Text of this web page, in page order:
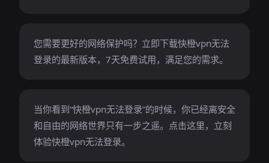
您需要更好的网络保护吗？立即下载快橙vpn无法
登录的最新版本，7天免费试用，满足您的需求。
当你看到“快橙vpn无法登录”的时候，你已经离安全
和自由的网络世界只有一步之遥。点击这里，立刻
体验快橙vpn无法登录。